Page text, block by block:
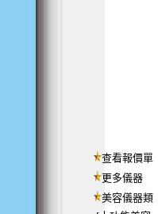
查看報價單
更多儀器
美容儀器類